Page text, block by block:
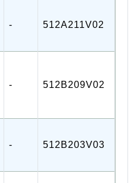
- 512A211V02
- 512B209V02
- 512B203V03